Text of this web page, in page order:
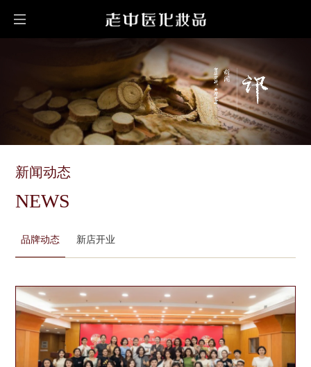
新闻动态
NEWS
品牌动态 新店开业